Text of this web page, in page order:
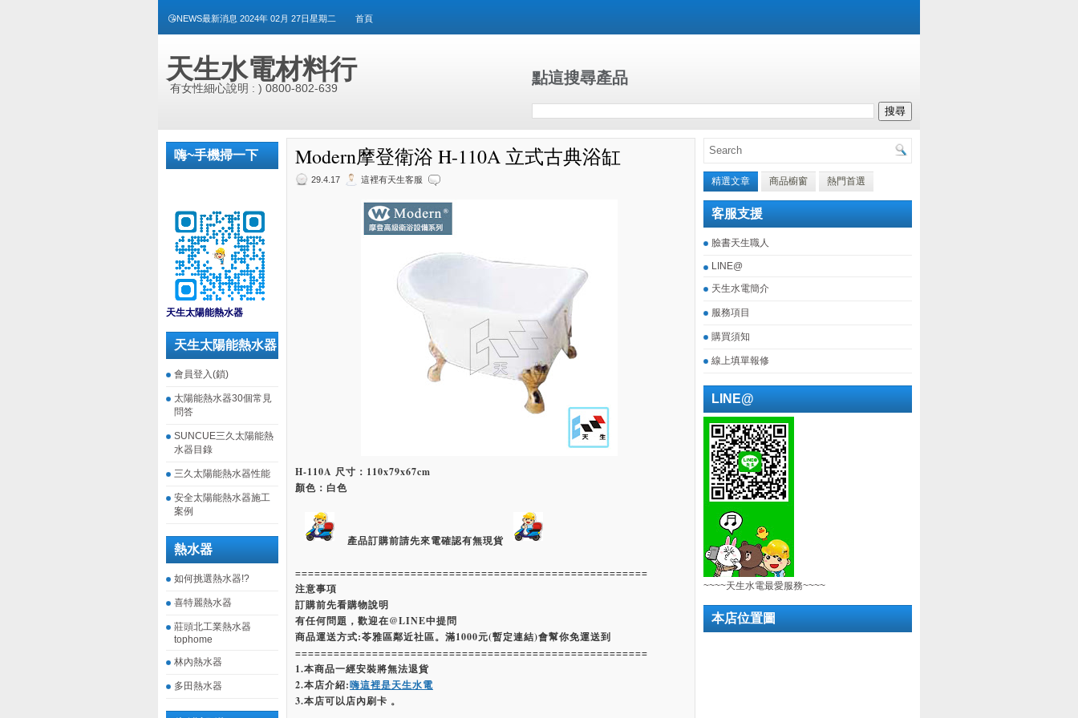
😘NEWS最新消息 2024年 02月 27日星期二 首頁
天生水電材料行
有女性細心說明 : ) 0800-802-639
點這搜尋產品
嗨~手機掃一下
天生太陽能熱水器
天生太陽能熱水器
會員登入(鎖)
太陽能熱水器30個常見
問答
SUNCUE三久太陽能熱
水器目錄
三久太陽能熱水器性能
安全太陽能熱水器施工
案例
熱水器
如何挑選熱水器!?
喜特麗熱水器
莊頭北工業熱水器
tophome
林內熱水器
多田熱水器
Modern摩登衛浴 H-110A 立式古典浴缸
29.4.17 這裡有天生客服
H-110A 尺寸：110x79x67cm
顏色：白色
產品訂購前請先來電確認有無現貨
=======================================================
注意事項
訂購前先看購物說明
有任何問題，歡迎在@LINE中提問
商品運送方式:苓雅區鄰近社區。滿1000元(暫定連結)會幫你免運送到
=======================================================
1.本商品一經安裝將無法退貨
2.本店介紹:嗨這裡是天生水電
3.本店可以店內刷卡 。
精選文章 商品櫥窗 熱門首選
客服支援
臉書天生職人
LINE@
天生水電簡介
服務項目
購買須知
線上填單報修
LINE@
~~~~天生水電最愛服務~~~~
本店位置圖